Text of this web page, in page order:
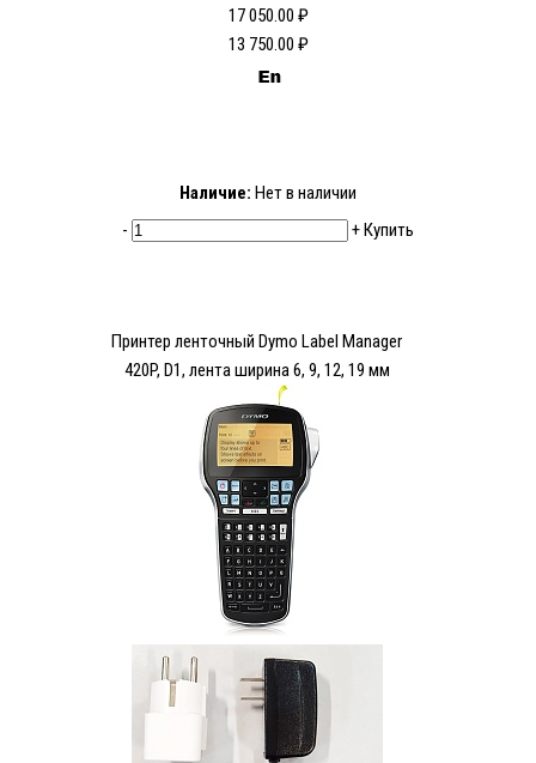
17 050.00 ₽
13 750.00 ₽
Наличие: Нет в наличии
-
+Купить
Принтер ленточный Dymo Label Manager
420P, D1, лента ширина 6, 9, 12, 19 мм